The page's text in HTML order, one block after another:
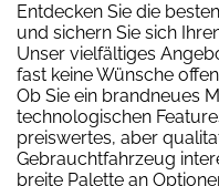
Entdecken Sie die
und sichern Sie sich
Unser vielfältiges
fast keine Wünsche
Ob Sie ein brandneues
technologischen
preiswertes, aber
Gebrauchtfahrzeug
breite Palette an